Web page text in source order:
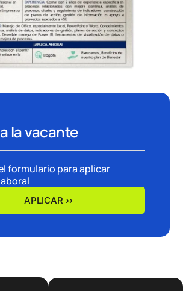
la vacante
formulario para aplicar
APLICAR ››